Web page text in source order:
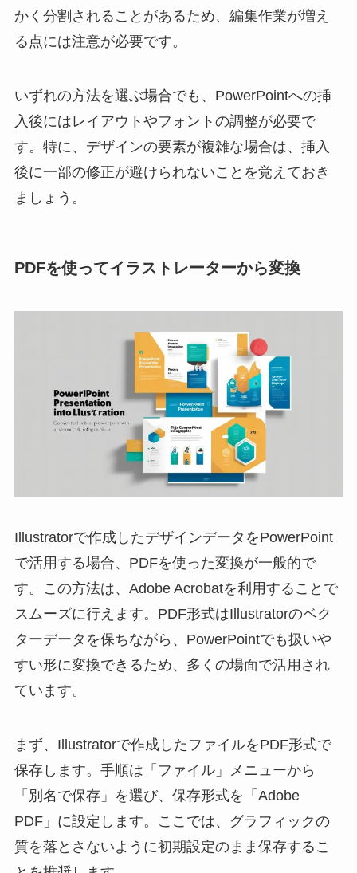
かく分割されることがあるため、編集作業が増え
る点には注意が必要です。
いずれの方法を選ぶ場合でも、PowerPointへの挿
入後にはレイアウトやフォントの調整が必要で
す。特に、デザインの要素が複雑な場合は、挿入
後に一部の修正が避けられないことを覚えておき
ましょう。
PDFを使ってイラストレーターから変換
Illustratorで作成したデザインデータをPowerPoint
で活用する場合、PDFを使った変換が一般的で
す。この方法は、Adobe Acrobatを利用することで
スムーズに行えます。PDF形式はIllustratorのベク
ターデータを保ちながら、PowerPointでも扱いや
すい形に変換できるため、多くの場面で活用され
ています。
まず、Illustratorで作成したファイルをPDF形式で
保存します。手順は「ファイル」メニューから
「別名で保存」を選び、保存形式を「Adobe
PDF」に設定します。ここでは、グラフィックの
質を落とさないように初期設定のまま保存するこ